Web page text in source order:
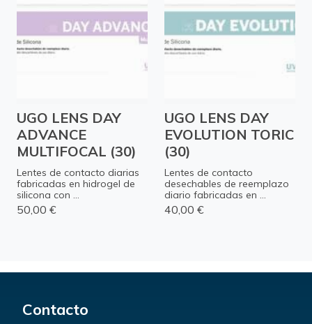
UGO LENS DAY
ADVANCE
MULTIFOCAL (30)
Lentes de contacto diarias
fabricadas en hidrogel de
silicona con ...
50,00 €
UGO LENS DAY
EVOLUTION TORIC
(30)
Lentes de contacto
desechables de reemplazo
diario fabricadas en ...
40,00 €
Contacto